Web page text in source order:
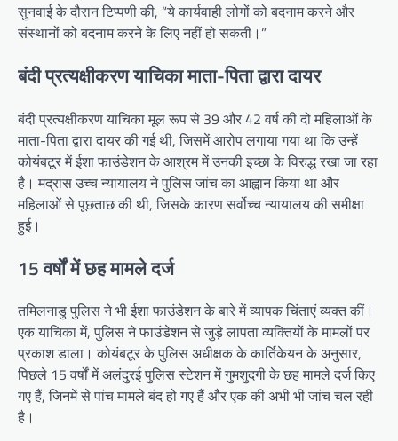
सुनवाई के दौरान टिप्पणी की, “ये कार्यवाही लोगों को बदनाम करने और
संस्थानों को बदनाम करने के लिए नहीं हो सकती।”
बंदी प्रत्यक्षीकरण याचिका माता-पिता द्वारा दायर
बंदी प्रत्यक्षीकरण याचिका मूल रूप से 39 और 42 वर्ष की दो महिलाओं के
माता-पिता द्वारा दायर की गई थी, जिसमें आरोप लगाया गया था कि उन्हें
कोयंबटूर में ईशा फाउंडेशन के आश्रम में उनकी इच्छा के विरुद्ध रखा जा रहा
है। मद्रास उच्च न्यायालय ने पुलिस जांच का आह्वान किया था और
महिलाओं से पूछताछ की थी, जिसके कारण सर्वोच्च न्यायालय की समीक्षा
हुई।
15 वर्षों में छह मामले दर्ज
तमिलनाडु पुलिस ने भी ईशा फाउंडेशन के बारे में व्यापक चिंताएं व्यक्त कीं।
एक याचिका में, पुलिस ने फाउंडेशन से जुड़े लापता व्यक्तियों के मामलों पर
प्रकाश डाला। कोयंबटूर के पुलिस अधीक्षक के कार्तिकेयन के अनुसार,
पिछले 15 वर्षों में अलंदुरई पुलिस स्टेशन में गुमशुदगी के छह मामले दर्ज किए
गए हैं, जिनमें से पांच मामले बंद हो गए हैं और एक की अभी भी जांच चल रही
है।